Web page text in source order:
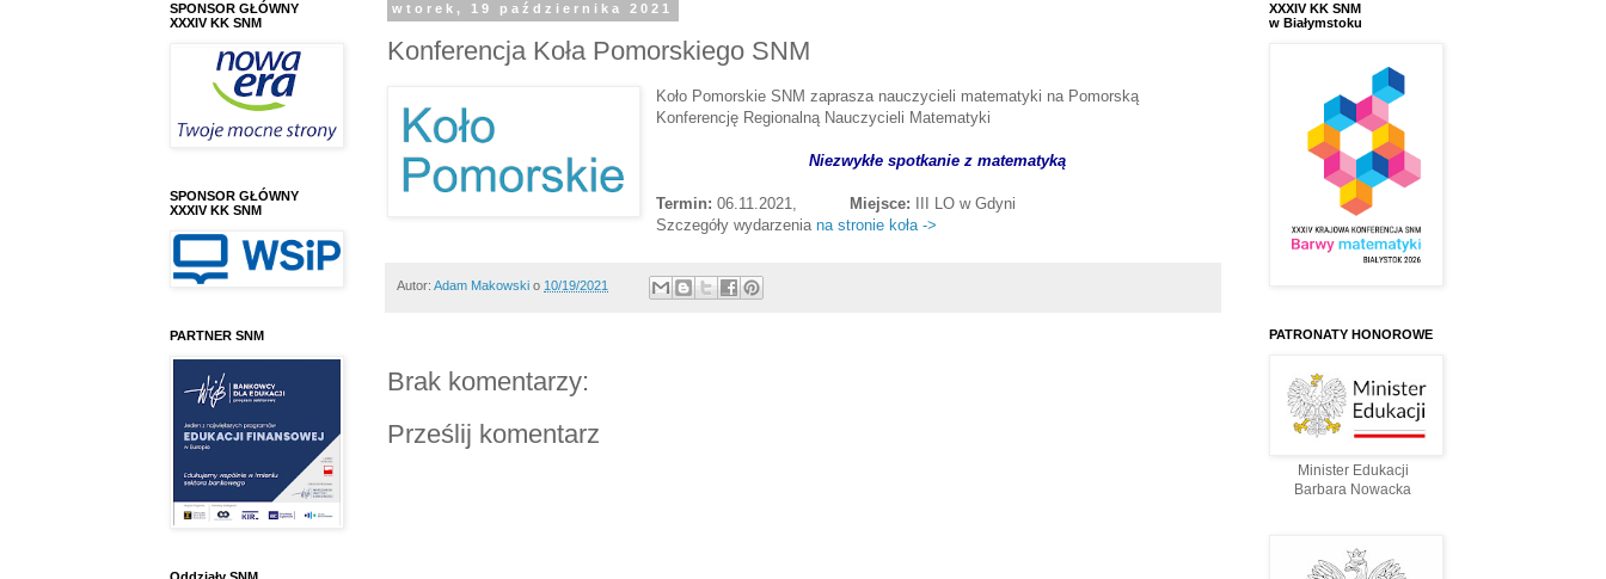
wtorek, 19 października 2021
Konferencja Koła Pomorskiego SNM
Koło Pomorskie SNM zaprasza nauczycieli matematyki na Pomorską
Konferencję Regionalną Nauczycieli Matematyki
Niezwykłe spotkanie z matematyką
Termin: 06.11.2021, Miejsce: III LO w Gdyni
Szczegóły wydarzeniana stronie koła ->
Autor: Adam Makowski o 10/19/2021
Brak komentarzy:
Prześlij komentarz
SPONSOR GŁÓWNY
XXXIV KK SNM
SPONSOR GŁÓWNY
XXXIV KK SNM
PARTNER SNM
XXXIV KK SNM
w Białymstoku
PATRONATY HONOROWE
Minister Edukacji
Barbara Nowacka